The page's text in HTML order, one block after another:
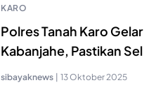
KARO
Polres Tanah Karo
Kabanjahe, Pastikan
sibayaknews 13 Oktober 2025